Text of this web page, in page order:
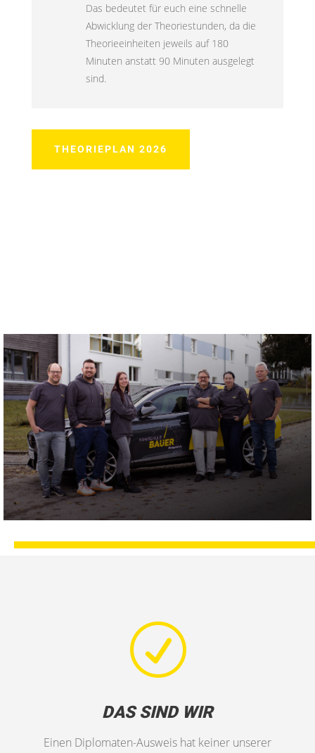
Das bedeutet für euch eine schnelle
Abwicklung der Theoriestunden, da die
Theorieeinheiten jeweils auf 180
Minuten anstatt 90 Minuten ausgelegt
sind.
THEORIEPLAN 2026
R
DAS SIND WIR
Einen Diplomaten-Ausweis hat keiner unserer